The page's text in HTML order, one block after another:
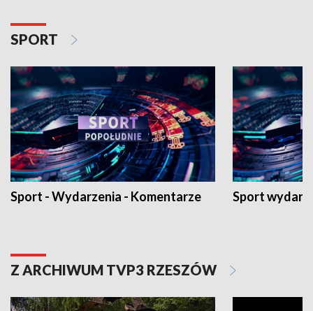
SPORT
Sport - Wydarzenia - Komentarze Sport
Z ARCHIWUM TVP3 RZESZÓW